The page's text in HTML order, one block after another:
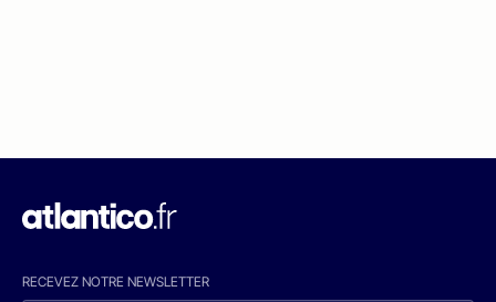
RECEVEZ NOTRE NEWSLETTER